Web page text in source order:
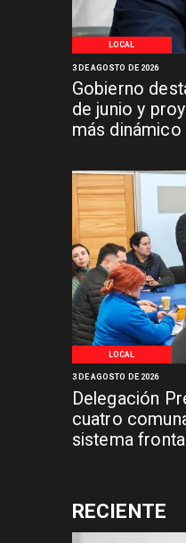
LOCAL
Gobierno
de junio y
más dinámico
3 DE AGOSTO DE 2026
LOCAL
Delegación
cuatro
sistema frontal
3 DE AGOSTO DE 2026
RECIENTE